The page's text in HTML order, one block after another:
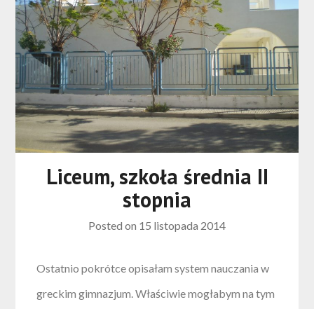
Liceum, szkoła średnia II
stopnia
Posted on 15 listopada 2014
Ostatnio pokrótce opisałam system nauczania w
greckim gimnazjum. Właściwie mogłabym na tym